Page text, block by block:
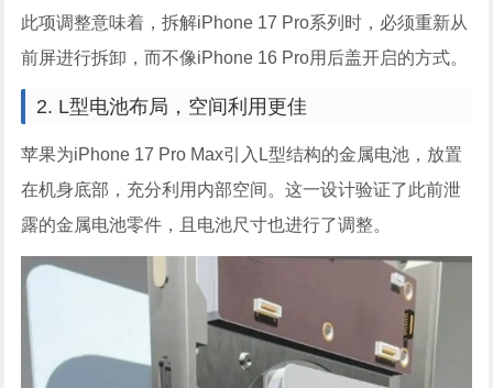
此项调整意味着，拆解iPhone 17 Pro系列时，必须重新从
前屏进行拆卸，而不像iPhone 16 Pro用后盖开启的方式。
2. L型电池布局，空间利用更佳
苹果为iPhone 17 Pro Max引入L型结构的金属电池，放置
在机身底部，充分利用内部空间。这一设计验证了此前泄
露的金属电池零件，且电池尺寸也进行了调整。